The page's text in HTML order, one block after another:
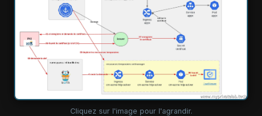
Cliquez sur l'image pour l'agrandir.